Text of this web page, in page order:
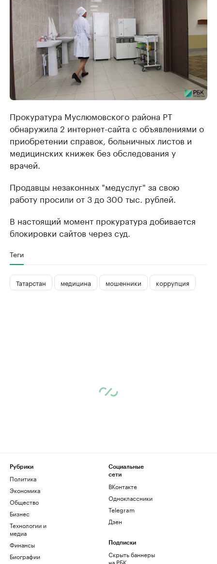
Прокуратура Муслюмовского района РТ
обнаружила 2 интернет-сайта с объявлениями о
приобретении справок, больничных листов и
медицинских книжек без обследования у
врачей.
Продавцы незаконных "медуслуг" за свою
работу просили от 3 до 300 тыс. рублей.
В настоящий момент прокуратура добивается
блокировки сайтов через суд.
Теги
Татарстан медицина мошенники коррупция
Рубрики
Политика
Экономика
Общество
Бизнес
Технологии и
медиа
Финансы
Биографии
Социальные
сети
ВКонтакте
Одноклассники
Telegram
Дзен
Подписки
Скрыть баннеры
на РБК